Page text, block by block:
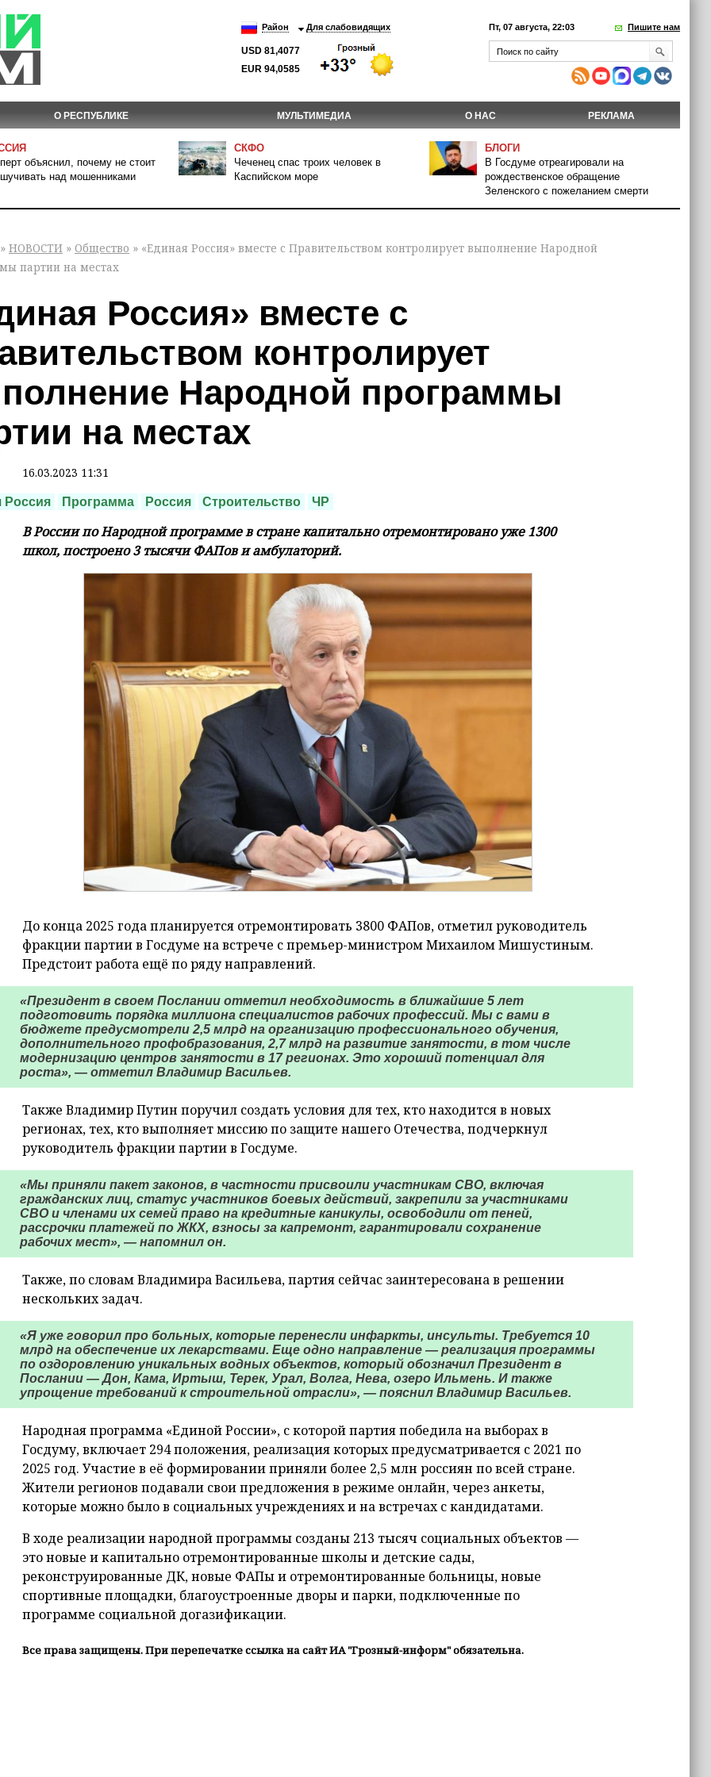
Район Для слабовидящих
USD 81,4077
EUR 94,0585
Пт, 07 августа, 22:03 Пишите нам
О РЕСПУБЛИКЕ МУЛЬТИМЕДИА О НАС РЕКЛАМА
объяснил, почему не стоит
над мошенниками
СКФО
Чеченец спас троих человек в
Каспийском море
БЛОГИ
В Госдуме отреагировали на
рождественское обращение
Зеленского с пожеланием смерти
» НОВОСТИ » Общество » «Единая Россия» вместе с Правительством контролирует выполнение Народной
партии на местах
Россия» вместе с
контролирует
Народной программы
на местах
16.03.2023 11:31
Россия Программа Россия Строительство ЧР
В России по Народной программе в стране капитально отремонтировано уже 1300
школ, построено 3 тысячи ФАПов и амбулаторий.
До конца 2025 года планируется отремонтировать 3800 ФАПов, отметил руководитель
фракции партии в Госдуме на встрече с премьер-министром Михаилом Мишустиным.
Предстоит работа ещё по ряду направлений.
«Президент в своем Послании отметил необходимость в ближайшие 5 лет
подготовить порядка миллиона специалистов рабочих профессий. Мы с вами в
бюджете предусмотрели 2,5 млрд на организацию профессионального обучения,
дополнительного профобразования, 2,7 млрд на развитие занятости, в том числе
модернизацию центров занятости в 17 регионах. Это хороший потенциал для
роста», — отметил Владимир Васильев.
Также Владимир Путин поручил создать условия для тех, кто находится в новых
регионах, тех, кто выполняет миссию по защите нашего Отечества, подчеркнул
руководитель фракции партии в Госдуме.
«Мы приняли пакет законов, в частности присвоили участникам СВО, включая
гражданских лиц, статус участников боевых действий, закрепили за участниками
СВО и членами их семей право на кредитные каникулы, освободили от пеней,
рассрочки платежей по ЖКХ, взносы за капремонт, гарантировали сохранение
рабочих мест», — напомнил он.
Также, по словам Владимира Васильева, партия сейчас заинтересована в решении
нескольких задач.
«Я уже говорил про больных, которые перенесли инфаркты, инсульты. Требуется 10
млрд на обеспечение их лекарствами. Еще одно направление — реализация программы
по оздоровлению уникальных водных объектов, который обозначил Президент в
Послании — Дон, Кама, Иртыш, Терек, Урал, Волга, Нева, озеро Ильмень. И также
упрощение требований к строительной отрасли», — пояснил Владимир Васильев.
Народная программа «Единой России», с которой партия победила на выборах в
Госдуму, включает 294 положения, реализация которых предусматривается с 2021 по
2025 год. Участие в её формировании приняли более 2,5 млн россиян по всей стране.
Жители регионов подавали свои предложения в режиме онлайн, через анкеты,
которые можно было в социальных учреждениях и на встречах с кандидатами.
В ходе реализации народной программы созданы 213 тысяч социальных объектов —
это новые и капитально отремонтированные школы и детские сады,
реконструированные ДК, новые ФАПы и отремонтированные больницы, новые
спортивные площадки, благоустроенные дворы и парки, подключенные по
программе социальной догазификации.
Все права защищены. При перепечатке ссылка на сайт ИА "Грозный-информ" обязательна.